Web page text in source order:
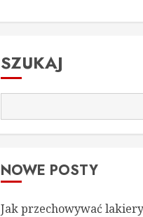
SZUKAJ
NOWE POSTY
Jak przechowywać